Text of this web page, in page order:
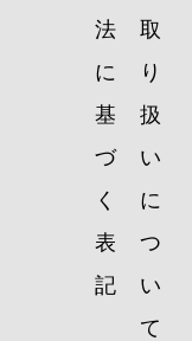
法
に
基
づ
く
表
記
取
り
扱
い
に
つ
い
て